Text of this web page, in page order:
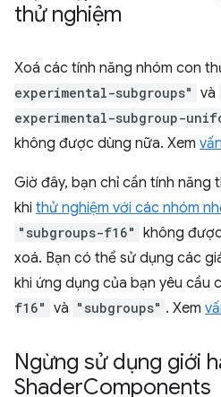
thử nghiệm
Xoá các tính năng nhóm con
experimental-subgroups" và
experimental-subgroup-
không được dùng nữa. Xem
Giờ đây, bạn chỉ cần tính năng
khi thử nghiệm với các nhóm
"subgroups-f16" không
xoá. Bạn có thể sử dụng các
khi ứng dụng của bạn yêu cầu
f16" và "subgroups" . Xem
Ngừng sử dụng giới
ShaderComponents